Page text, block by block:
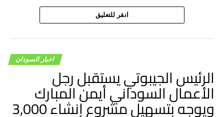
انقر للتعليق
اخبار السودان
الرئيس الجيبوتي يستقبل رجل
الأعمال السوداني أيمن المبارك
ويوجه بتسهيل مشروع إنشاء 3,000